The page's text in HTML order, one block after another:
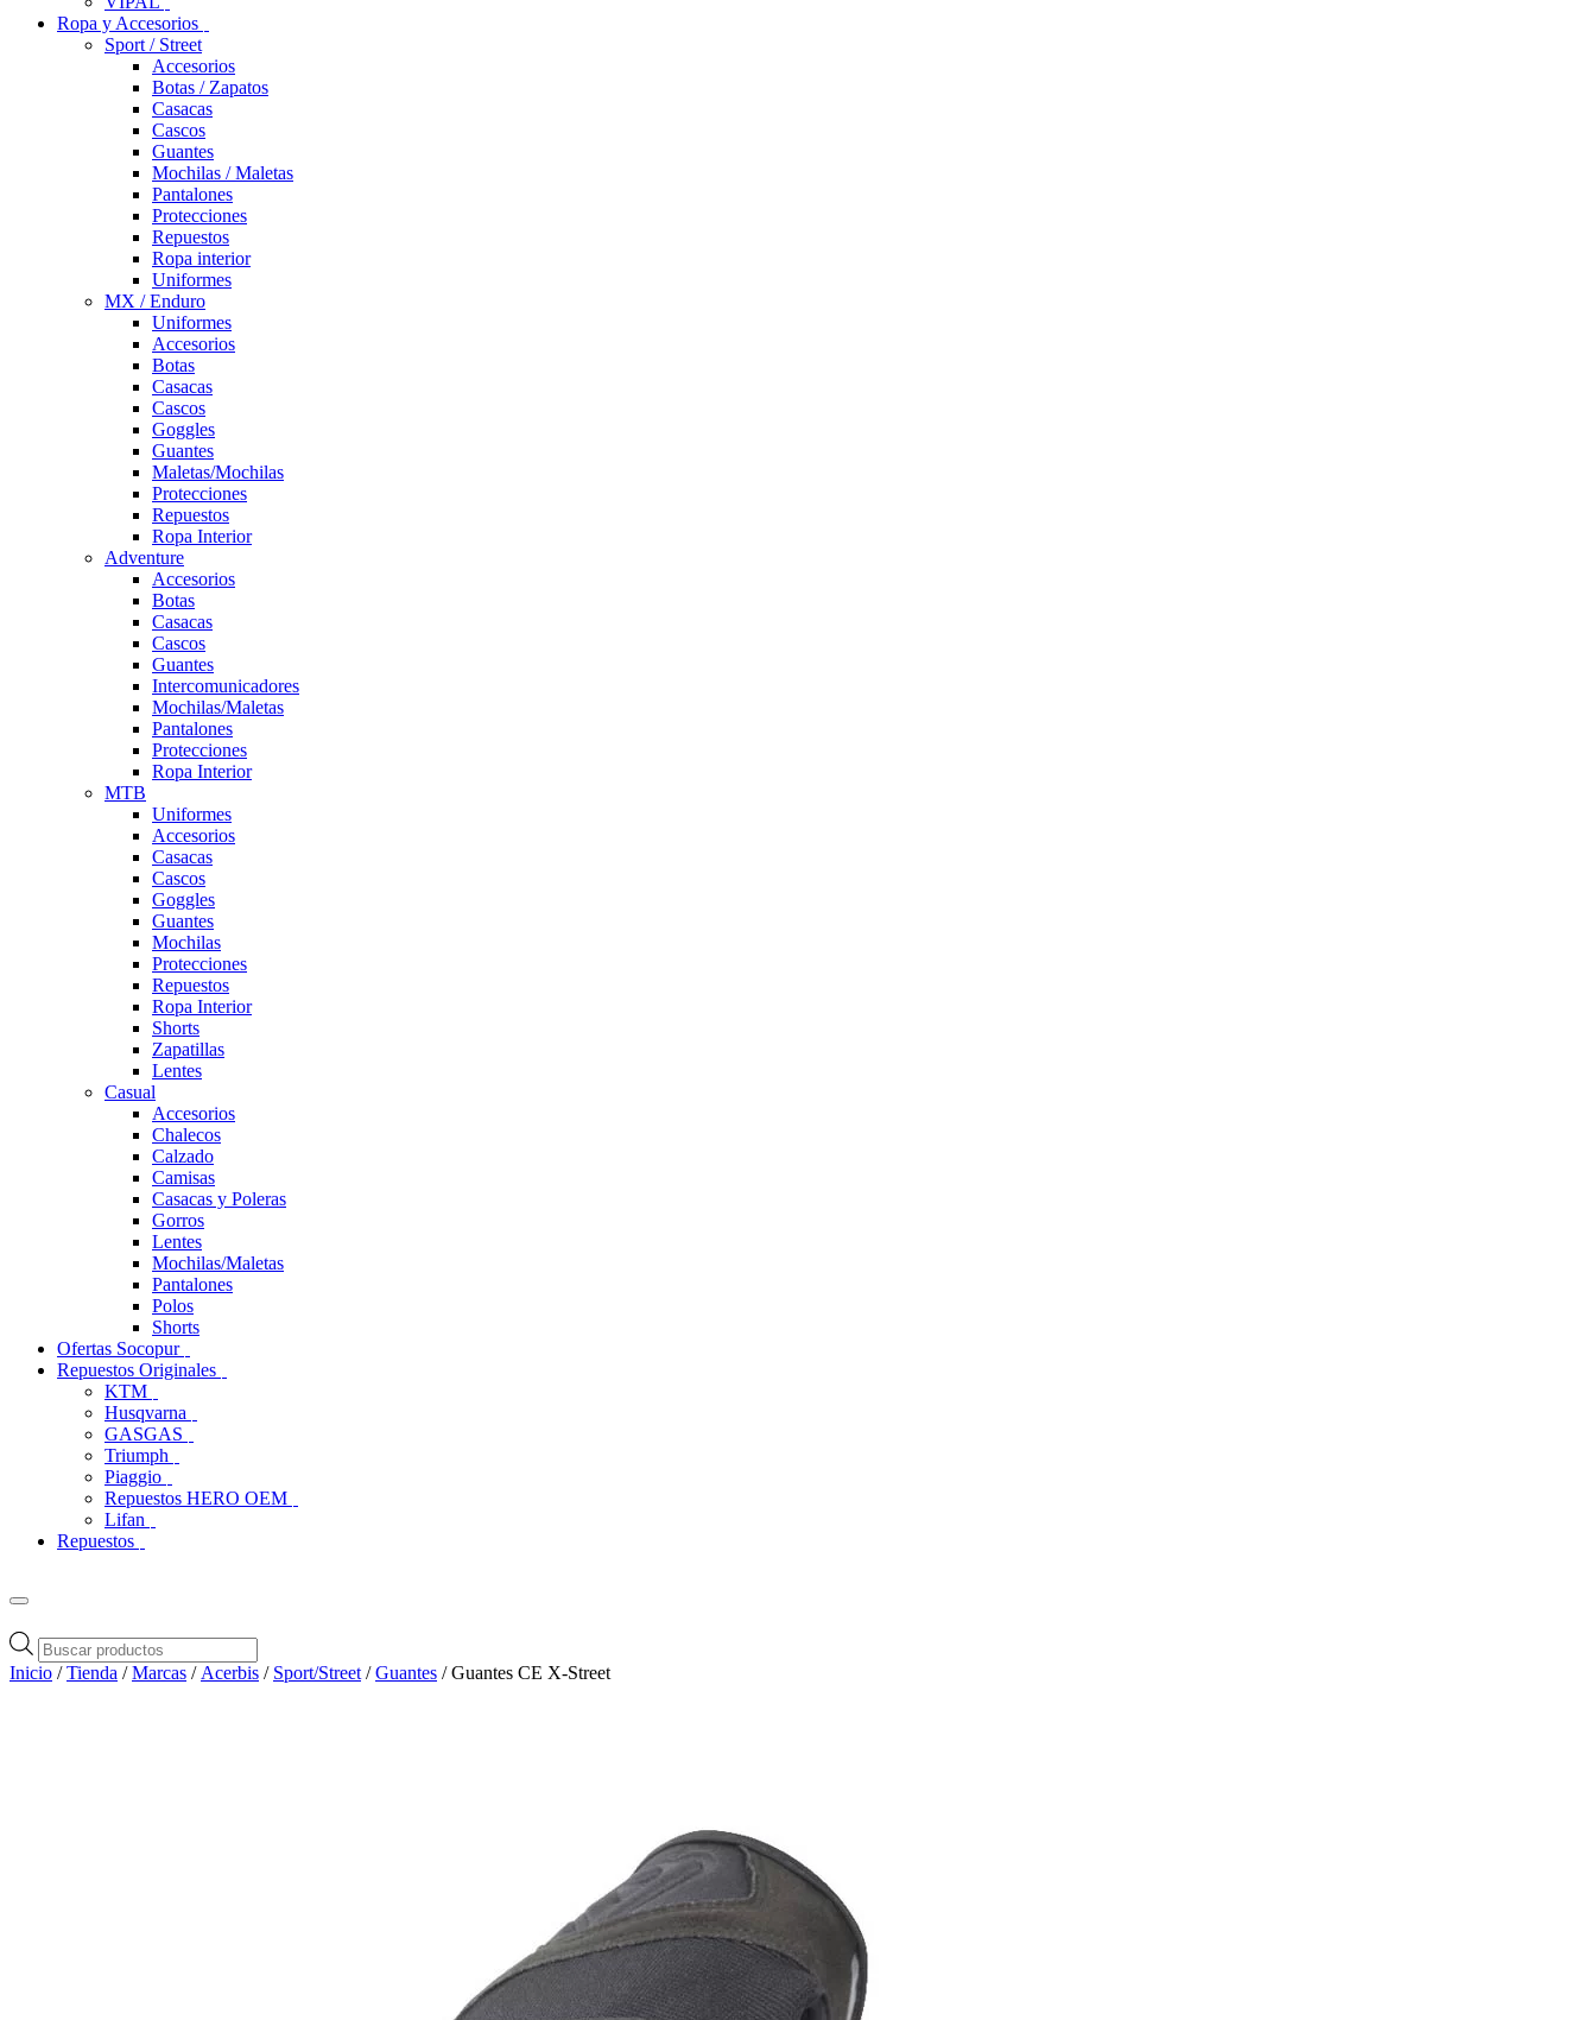
Ropa y Accesorios
Sport / Street
Accesorios
Botas / Zapatos
Casacas
Cascos
Guantes
Mochilas / Maletas
Pantalones
Protecciones
Repuestos
Ropa interior
Uniformes
MX / Enduro
Uniformes
Accesorios
Botas
Casacas
Cascos
Goggles
Guantes
Maletas/Mochilas
Protecciones
Repuestos
Ropa Interior
Adventure
Accesorios
Botas
Casacas
Cascos
Guantes
Intercomunicadores
Mochilas/Maletas
Pantalones
Protecciones
Ropa Interior
MTB
Uniformes
Accesorios
Casacas
Cascos
Goggles
Guantes
Mochilas
Protecciones
Repuestos
Ropa Interior
Shorts
Zapatillas
Lentes
Casual
Accesorios
Chalecos
Calzado
Camisas
Casacas y Poleras
Gorros
Lentes
Mochilas/Maletas
Pantalones
Polos
Shorts
Ofertas Socopur
Repuestos Originales
KTM
Husqvarna
GASGAS
Triumph
Piaggio
Repuestos HERO OEM
Lifan
Repuestos
Búsqueda
de
productos
Inicio /Tienda /Marcas / Acerbis / Sport/Street /Guantes / Guantes CE X-Street